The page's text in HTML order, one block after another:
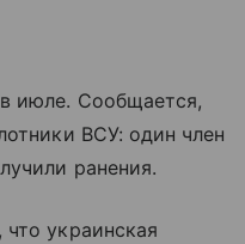
июле. Сообщается,
ВСУ: один член
ранения.
украинская